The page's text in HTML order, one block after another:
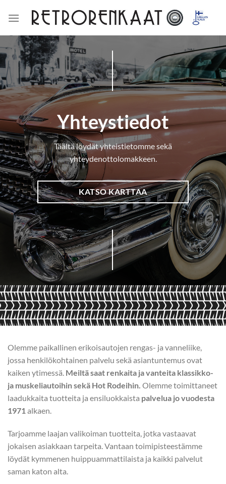
Yhteystiedot
Täältä löydät yhteistietomme sekä
yhteydenottolomakkeen.
KATSO KARTTAA
Olemme paikallinen erikoisautojen rengas- ja vanneliike,
jossa henkilökohtainen palvelu sekä asiantuntemus ovat
kaiken ytimessä. Meiltä saat renkaita ja vanteita klassikko-
ja muskeliautoihin sekä Hot Rodeihin. Olemme toimittaneet
laadukkaita tuotteita ja ensiluokkaista palvelua jo vuodesta
1971 alkaen.
Tarjoamme laajan valikoiman tuotteita, jotka vastaavat
jokaisen asiakkaan tarpeita. Vantaan toimipisteestämme
löydät kymmenen huippuammattilaista ja kaikki palvelut
saman katon alta.